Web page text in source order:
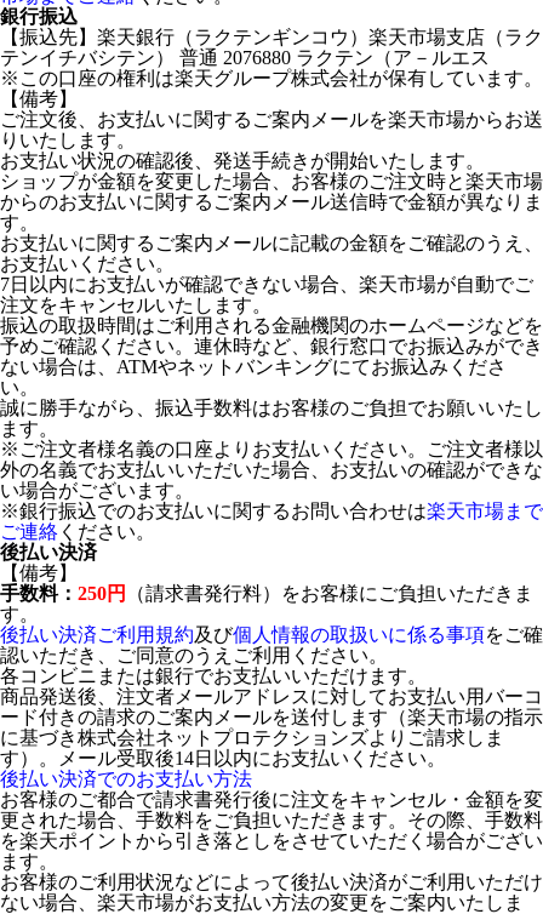
銀行振込
【振込先】楽天銀行（ラクテンギンコウ）楽天市場支店（ラク
テンイチバシテン） 普通 2076880 ラクテン（ア－ルエス
※この口座の権利は楽天グループ株式会社が保有しています。
【備考】
ご注文後、お支払いに関するご案内メールを楽天市場からお送
りいたします。
お支払い状況の確認後、発送手続きが開始いたします。
ショップが金額を変更した場合、お客様のご注文時と楽天市場
からのお支払いに関するご案内メール送信時で金額が異なりま
す。
お支払いに関するご案内メールに記載の金額をご確認のうえ、
お支払いください。
7日以内にお支払いが確認できない場合、楽天市場が自動でご
注文をキャンセルいたします。
振込の取扱時間はご利用される金融機関のホームページなどを
予めご確認ください。連休時など、銀行窓口でお振込みができ
ない場合は、ATMやネットバンキングにてお振込みくださ
い。
誠に勝手ながら、振込手数料はお客様のご負担でお願いいたし
ます。
※ご注文者様名義の口座よりお支払いください。ご注文者様以
外の名義でお支払いいただいた場合、お支払いの確認ができな
い場合がございます。
※銀行振込でのお支払いに関するお問い合わせは楽天市場まで
ご連絡 ください。
後払い決済
【備考】
手数料： 250円
（請求書発行料）をお客様にご負担いただきま
す。
後払い決済ご利用規約及び個人情報の取扱いに係る事項をご確
認いただき、ご同意のうえご利用ください。
各コンビニまたは銀行でお支払いいただけます。
商品発送後、注文者メールアドレスに対してお支払い用バーコ
ード付きの請求のご案内メールを送付します（楽天市場の指示
に基づき株式会社ネットプロテクションズよりご請求しま
す）。メール受取後14日以内にお支払いください。
後払い決済でのお支払い方法
お客様のご都合で請求書発行後に注文をキャンセル・金額を変
更された場合、手数料をご負担いただきます。その際、手数料
を楽天ポイントから引き落としをさせていただく場合がござい
ます。
お客様のご利用状況などによって後払い決済がご利用いただけ
ない場合、楽天市場がお支払い方法の変更をご案内いたしま